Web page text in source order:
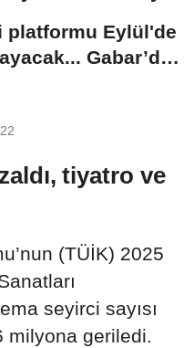
platformu Eylül'de
Gabar’da
tiyatro ve
(TÜİK) 2025
seyirci sayısı
milyona geriledi.